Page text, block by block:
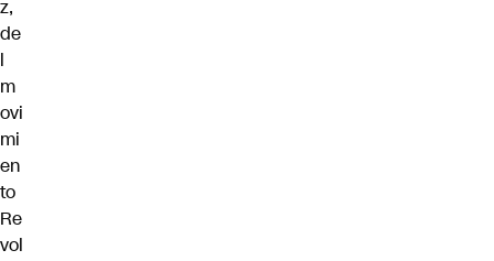
z,
de
l
m
ovi
mi
en
to
Re
vol